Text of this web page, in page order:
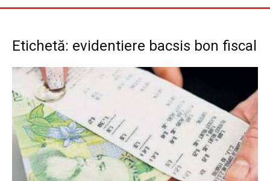
Etichetă: evidentiere bacsis bon fiscal